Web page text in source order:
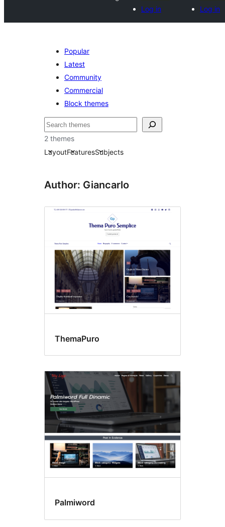
Log in
Log in
Popular
Latest
Community
Commercial
Block themes
Buscar
2 themes
LayoutFeaturesSubjects
Author: Giancarlo
ThemaPuro
Palmiword